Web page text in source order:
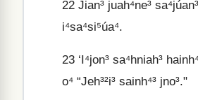
22 Jian³ juah⁴ne³
i⁴sa⁴si⁵úa⁴.
23 ‘I⁴jon³ sa⁴hniah³
o⁴ “Jeh³²i³ sainh⁴³ jno³."